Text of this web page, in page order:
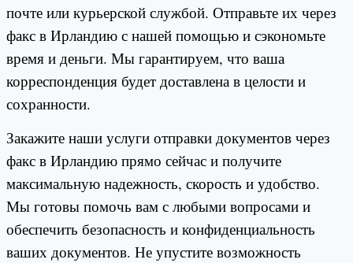
почте или курьерской службой. Отправьте их через
факс в Ирландию с нашей помощью и сэкономьте
время и деньги. Мы гарантируем, что ваша
корреспонденция будет доставлена в целости и
сохранности.
Закажите наши услуги отправки документов через
факс в Ирландию прямо сейчас и получите
максимальную надежность, скорость и удобство.
Мы готовы помочь вам с любыми вопросами и
обеспечить безопасность и конфиденциальность
ваших документов. Не упустите возможность